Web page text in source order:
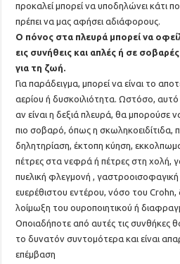
προκαλεί μπορεί να υποδηλώνει κάτι
πρέπει να μας αφήσει αδιάφορους.
Ο πόνος στα πλευρά μπορεί να
εις συνήθεις και απλές ή σε
για τη ζωή.
Για παράδειγμα, μπορεί να είναι το
αερίου ή δυσκοιλιότητα. Ωστόσο, αυτό
αν είναι η δεξιά πλευρά, θα μπορούσε
πιο σοβαρό, όπως η σκωληκοειδίτιδα,
δηλητηρίαση, έκτοπη κύηση,
πέτρες στα νεφρά ή πέτρες στη χολή,
πυελική φλεγμονή ,
ευερέθιστου εντέρου, νόσο του Crohn,
λοίμωξη του ουροποιητικού ή
Οποιαδήποτε από αυτές τις συνθήκες
το δυνατόν συντομότερα και είναι
επέμβαση